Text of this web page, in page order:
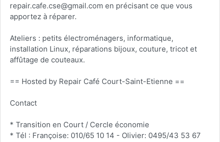
repair.cafe.cse@gmail.com en précisant ce que vous
apportez à réparer.
Ateliers : petits électroménagers, informatique,
installation Linux, réparations bijoux, couture, tricot et
affûtage de couteaux.
== Hosted by Repair Café Court-Saint-Etienne ==
Contact
* Transition en Court / Cercle économie
* Tél : Françoise: 010/65 10 14 - Olivier: 0495/43 53 67